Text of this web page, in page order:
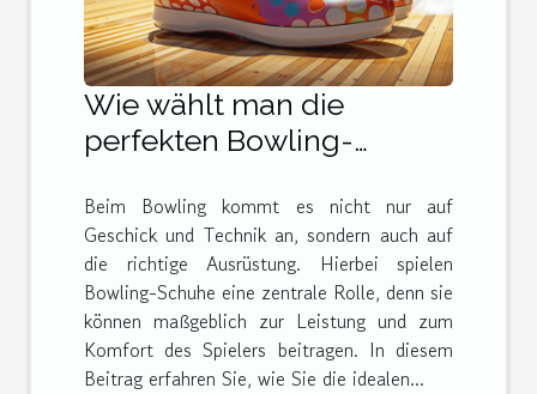
Wie wählt man die
perfekten Bowling-
aus?
Beim Bowling kommt es nicht nur auf
Geschick und Technik an, sondern auch auf
die richtige Ausrüstung. Hierbei spielen
Bowling-Schuhe eine zentrale Rolle, denn sie
können maßgeblich zur Leistung und zum
Komfort des Spielers beitragen. In diesem
Beitrag erfahren Sie, wie Sie die idealen...